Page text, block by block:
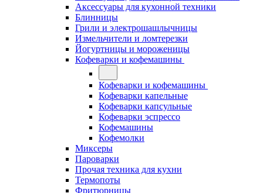
Аксессуары для кухонной техники
Блинницы
Грили и электрошашлычницы
Измельчители и ломтерезки
Йогуртницы и мороженицы
Кофеварки и кофемашины
Кофеварки и кофемашины
Кофеварки капельные
Кофеварки капсульные
Кофеварки эспрессо
Кофемашины
Кофемолки
Миксеры
Пароварки
Прочая техника для кухни
Термопоты
Фритюрницы